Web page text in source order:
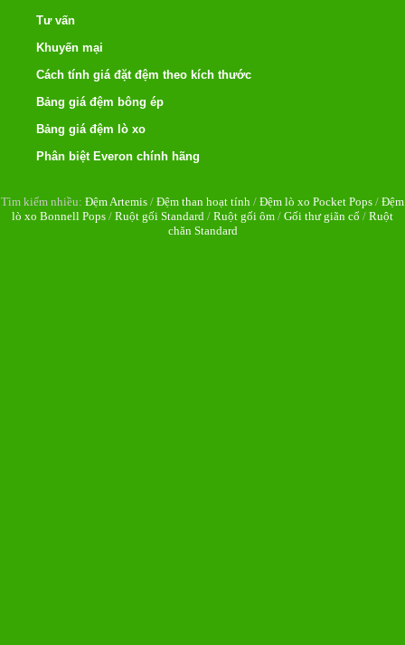
Tư vấn
Khuyến mại
Cách tính giá đặt đệm theo kích thước
Bảng giá đệm bông ép
Bảng giá đệm lò xo
Phân biệt Everon chính hãng
Tìm kiếm nhiều: Đệm Artemis / Đệm than hoạt tính / Đệm lò xo Pocket Pops / Đệm
lò xo Bonnell Pops / Ruột gối Standard / Ruột gối ôm / Gối thư giãn cổ / Ruột
chăn Standard